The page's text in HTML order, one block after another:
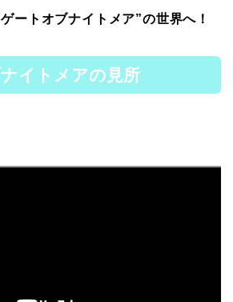
ートオブナイトメア”の世界へ！
イトメアの見所